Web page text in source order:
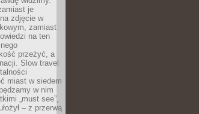
je
zdjęcie w
zamiast
na ten
przeżyć, a
Slow travel
miast w siedem
w nim
„must see”,
– z przerwą